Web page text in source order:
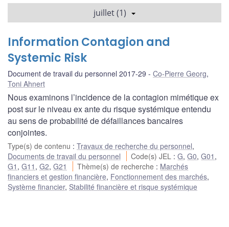
juillet (1)
Information Contagion and
Systemic Risk
Document de travail du personnel 2017-29 Co-Pierre Georg,
Toni Ahnert
Nous examinons l’incidence de la contagion mimétique ex
post sur le niveau ex ante du risque systémique entendu
au sens de probabilité de défaillances bancaires
conjointes.
Type(s) de contenu : Travaux de recherche du personnel,
Documents de travail du personnel
Code(s) JEL :G,G0,G01 ,
G1 , G11 , G2, G21 Thème(s) de recherche : Marchés
financiers et gestion financière, Fonctionnement des marchés,
Système financier, Stabilité financière et risque systémique